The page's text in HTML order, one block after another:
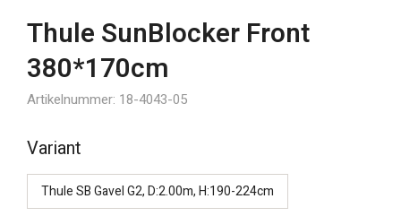
Thule SunBlocker Front
380*170cm
Artikelnummer: 18-4043-05
Variant
Thule SB Gavel G2, D:2.00m, H:190-224cm